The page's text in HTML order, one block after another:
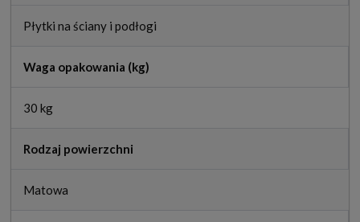
Płytki na ściany i podłogi
Waga opakowania (kg)
30 kg
Rodzaj powierzchni
Matowa